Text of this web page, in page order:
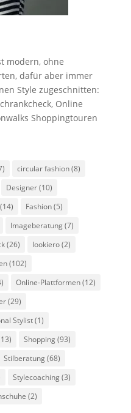
modern, ohne
dafür aber immer
Style zugeschnitten:
Online
Shoppingtouren
circular fashion(8)
Designer(10)
Fashion(5)
Imageberatung(7)
(26) lookiero(2)
(102)
Online-Plattformen(12)
(29)
Stylist(1)
Shopping(93)
Stilberatung(68)
Stylecoaching(3)
(2)